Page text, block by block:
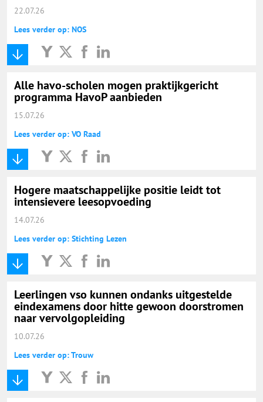
22.07.26
Lees verder op: NOS
Alle havo-scholen mogen praktijkgericht
programma HavoP aanbieden
15.07.26
Lees verder op: VO Raad
Hogere maatschappelijke positie leidt tot
intensievere leesopvoeding
14.07.26
Lees verder op: Stichting Lezen
Leerlingen vso kunnen ondanks uitgestelde
eindexamens door hitte gewoon doorstromen
naar vervolgopleiding
10.07.26
Lees verder op: Trouw